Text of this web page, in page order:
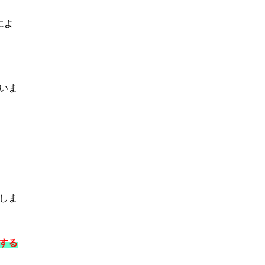
よ
ま
ま
る